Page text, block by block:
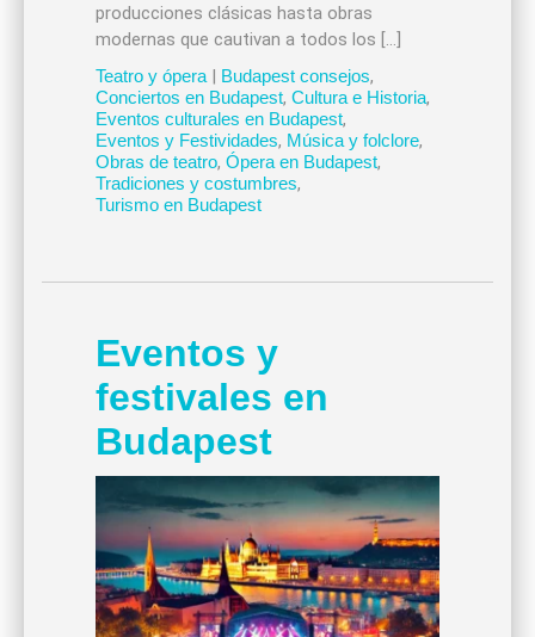
producciones clásicas hasta obras
modernas que cautivan a todos los […]
Teatro y ópera| Budapest consejos,
Conciertos en Budapest, Cultura e Historia,
Eventos culturales en Budapest,
Eventos y Festividades, Música y folclore,
Obras de teatro, Ópera en Budapest,
Tradiciones y costumbres,
Turismo en Budapest
Eventos y
festivales en
Budapest